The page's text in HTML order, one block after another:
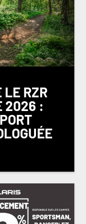
LE RZR
2026 :